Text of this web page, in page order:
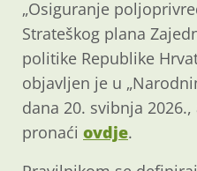
„Osiguranje
Strateškog plana
politike Republike
objavljen je u
dana 20. svibnja 2026.,
pronaći ovdje.